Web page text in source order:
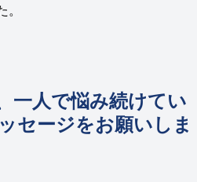
一人で悩み続けてい
セージをお願いしま